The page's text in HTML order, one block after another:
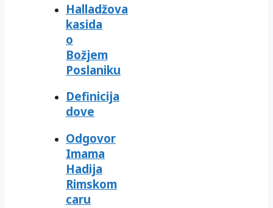
Halladžova
kasida
o
Božjem
Poslaniku
Definicija
dove
Odgovor
Imama
Hadija
Rimskom
caru